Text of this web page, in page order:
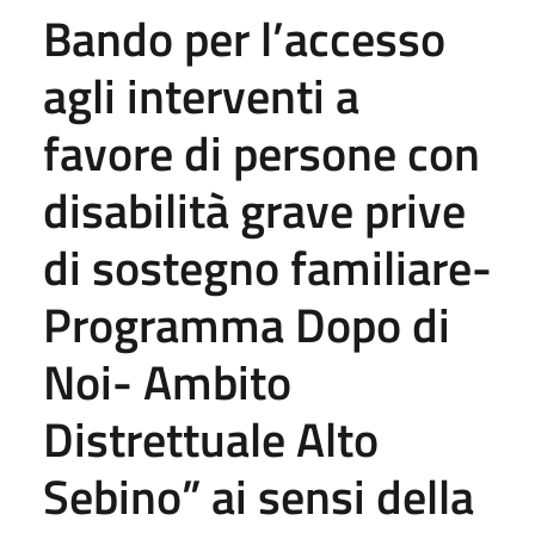
Bando per l’accesso
agli interventi a
favore di persone con
disabilità grave prive
di sostegno familiare-
Programma Dopo di
Noi- Ambito
Distrettuale Alto
Sebino” ai sensi della